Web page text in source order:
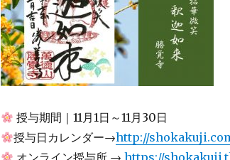
授与期間｜11月1日～11月30日
授与日カレンダー→http://